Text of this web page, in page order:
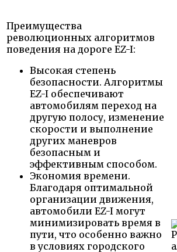
Преимущества
революционных алгоритмов
поведения на дороге EZ-I:
Высокая степень
безопасности. Алгоритмы
EZ-I обеспечивают
автомобилям переход на
другую полосу, изменение
скорости и выполнение
других маневров
безопасным и
эффективным способом.
Экономия времени.
Благодаря оптимальной
организации движения,
автомобили EZ-I могут
минимизировать время в
пути, что особенно важно
в условиях городского